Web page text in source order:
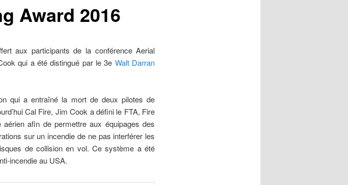
Award 2016
aux participants de la conférence Aerial
qui a été distingué par le 3e Walt Darran
qui a entraîné la mort de deux pilotes de
Cal Fire, Jim Cook a défini le FTA, Fire
afin de permettre aux équipages des
sur un incendie de ne pas interférer les
de collision en vol. Ce système a été
incendie au USA.